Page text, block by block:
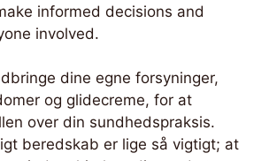
informed decisions and
involved.
dine egne forsyninger,
og glidecreme, for at
over din sundhedspraksis.
beredskab er lige så vigtigt; at